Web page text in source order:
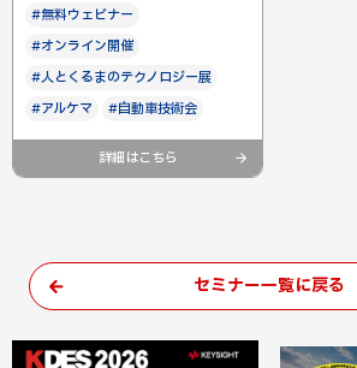
#無料ウェビナー
#オンライン開催
#人とくるまのテクノロジー展
#アルケマ
#自動車技術会
詳細はこちら
セミナー一覧に戻る